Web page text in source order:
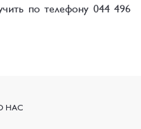
по телефону 044 496
НАС
НАС